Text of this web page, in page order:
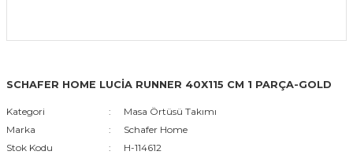
SCHAFER HOME LUCİA RUNNER 40X115 CM 1 PARÇA-GOLD
Kategori
Masa Örtüsü Takımı
Marka
Schafer Home
Stok Kodu
H-114612